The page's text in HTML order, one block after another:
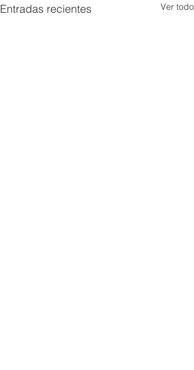
Entradas recientes Ver todo